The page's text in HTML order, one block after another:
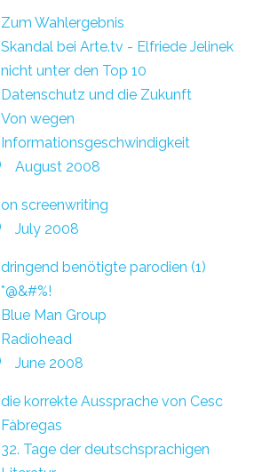
Zum Wahlergebnis
Skandal bei Arte.tv - Elfriede Jelinek
nicht unter den Top 10
Datenschutz und die Zukunft
Von wegen
Informationsgeschwindigkeit
August 2008
on screenwriting
July 2008
dringend benötigte parodien (1)
*@&#%!
Blue Man Group
Radiohead
June 2008
die korrekte Aussprache von Cesc
Fàbregas
32. Tage der deutschsprachigen